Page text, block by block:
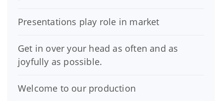
Presentations play role in market
Get in over your head as often and as
joyfully as possible.
Welcome to our production